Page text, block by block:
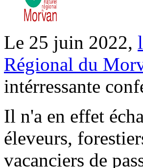
Le 25 juin 2022,
Régional du
intérressante
Il n'a en effet
éleveurs,
vacanciers de